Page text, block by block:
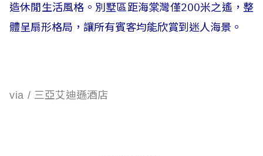
造休閒生活風格。別墅區距海棠灣僅200米之遙，整
體呈扇形格局，讓所有賓客均能欣賞到迷人海景。
via / 三亞艾迪遜酒店